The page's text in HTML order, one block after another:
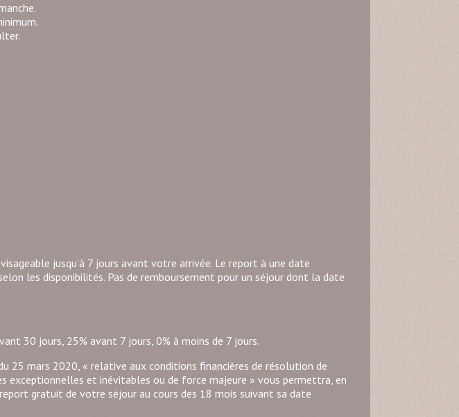
jusqu’à 7 jours avant votre arrivée. Le report à une date
les disponibilités. Pas de remboursement pour un séjour dont la date
30 jours, 25% avant 7 jours, 0% à moins de 7 jours.
25 mars 2020, « relative aux conditions financières de résolution de
exceptionnelles et inévitables ou de force majeure » vous permettra, en
gratuit de votre séjour au cours des 18 mois suivant sa date